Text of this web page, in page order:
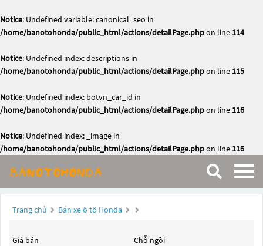
Notice: Undefined variable: canonical_seo in
/home/banotohonda/public_html/actions/detailPage.phpon line 114
Notice: Undefined index: descriptions in
/home/banotohonda/public_html/actions/detailPage.phpon line 115
Notice: Undefined index: botvn_car_id in
/home/banotohonda/public_html/actions/detailPage.phpon line 116
Notice: Undefined index: _image in
/home/banotohonda/public_html/actions/detailPage.phpon line 116
Trang chủ Bán xe ô tô Honda
Giá bán Chỗ ngồi